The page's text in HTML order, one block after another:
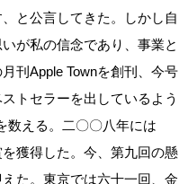
と公言してきた。しかし自
が私の信念であり、事業と
刊Apple Townを創刊、今号
トセラーを出しているよう
数える。二〇〇八年には
獲得した。今、第九回の懸
た。東京では六十一回、金